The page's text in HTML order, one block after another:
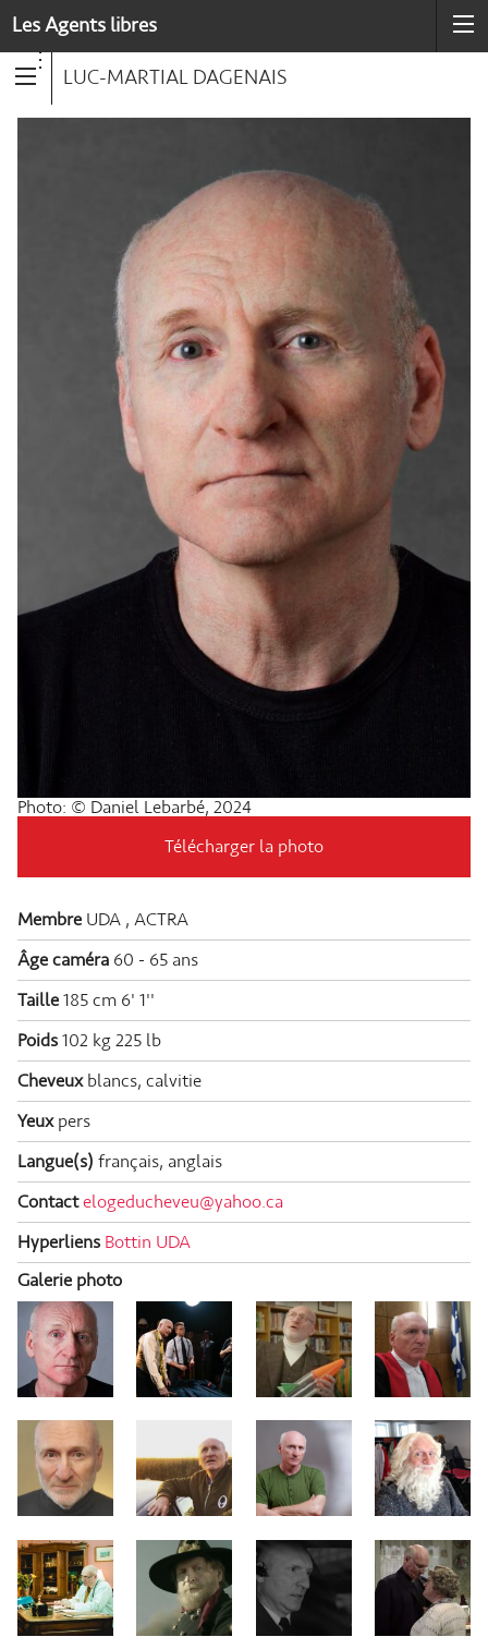
Les Agents libres
LUC-MARTIAL DAGENAIS
Photo: © Daniel Lebarbé, 2024
Télécharger la photo
Membre UDA , ACTRA
Âge caméra 60 - 65 ans
Taille185 cm 6' 1''
Poids102 kg225 lb
Cheveux blancs, calvitie
Yeux pers
Langue(s) français, anglais
Contactelogeducheveu@yahoo.ca
Hyperliens Bottin UDA
Galerie photo